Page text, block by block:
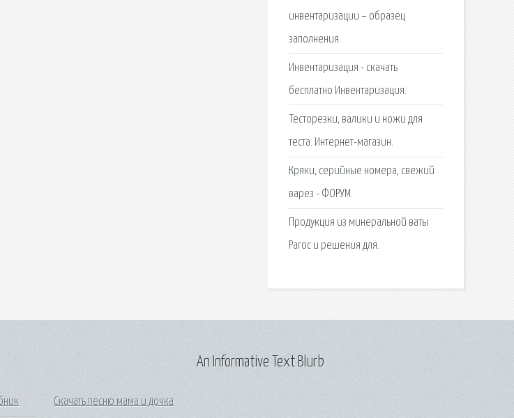
инвентаризации – образец
заполнения.
Инвентаризация - скачать
бесплатно Инвентаризация.
Тесторезки, валики и ножи для
теста. Интернет-магазин.
Кряки, серийные номера, свежий
варез - ФОРУМ.
Продукция из минеральной ваты
Paroc и решения для.
Скачать песню мама и дочка
An Informative Text Blurb